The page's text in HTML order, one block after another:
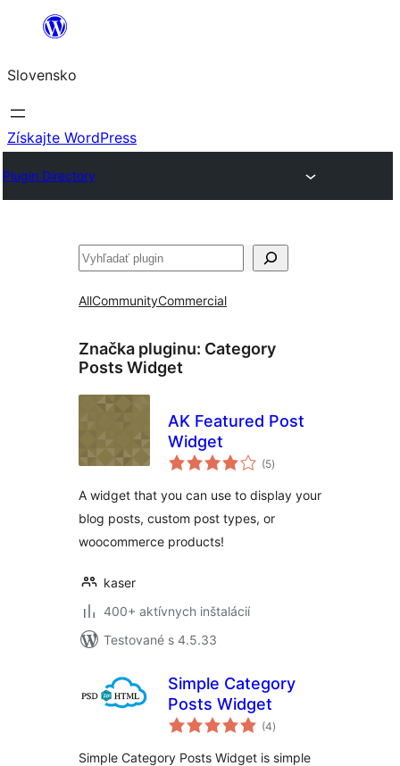
Prejsť
obsah
Slovensko
Získajte WordPress
Plugin Directory
Hľadať
AllCommunityCommercial
Značka pluginu: Category
Posts Widget
AK Featured Post
Widget
(5celkové
hodnotenie
)
A widget that you can use to display your
blog posts, custom post types, or
woocommerce products!
kaser
400+ aktívnych inštalácií
Testované s 4.5.33
Simple Category
Posts Widget
(4celkové
hodnotenie
)
Simple Category Posts Widget is simple